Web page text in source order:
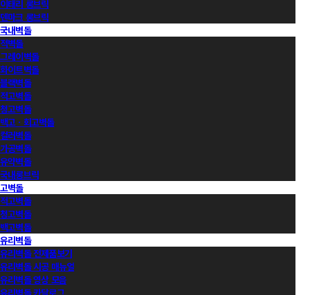
이태리 롱브릭
덴마크 롱브릭
국내벽돌
적벽돌
그레이벽돌
화이트벽돌
블랙벽돌
적고벽돌
청고벽돌
백고ㆍ회고벽돌
컬러벽돌
가공벽돌
유약벽돌
국내롱브릭
고벽돌
적고벽돌
청고벽돌
백고벽돌
유리벽돌
유리벽돌 전제품보기
유리벽돌 시공 매뉴얼
유리벽돌 영상 모음